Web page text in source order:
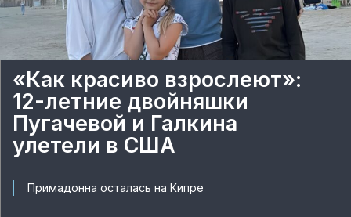
«Как красиво взрослеют»:
12-летние двойняшки
Пугачевой и Галкина
улетели в США
Примадонна осталась на Кипре